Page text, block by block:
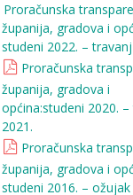
Proračunska
županija, gradova i
studeni 2022. –
Proračunska
županija, gradova i
općina:studeni 2020.
2021.
Proračunska
županija, gradova i
studeni 2016. – ožujak